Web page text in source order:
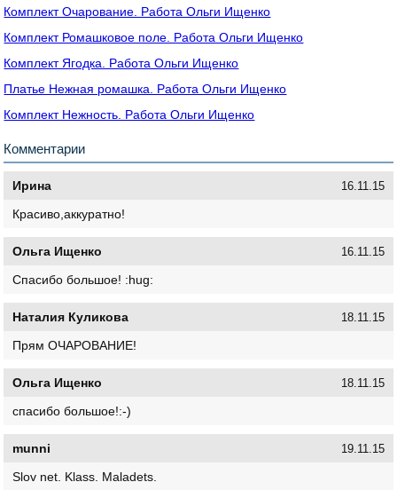
Комплект Очарование. Работа Ольги Ищенко
Комплект Ромашковое поле. Работа Ольги Ищенко
Комплект Ягодка. Работа Ольги Ищенко
Платье Нежная ромашка. Работа Ольги Ищенко
Комплект Нежность. Работа Ольги Ищенко
Комментарии
Ирина 16.11.15
Красиво,аккуратно!
Ольга Ищенко 16.11.15
Спасибо большое! :hug:
Наталия Куликова 18.11.15
Прям ОЧАРОВАНИЕ!
Ольга Ищенко 18.11.15
спасибо большое!:-)
munni 19.11.15
Slov net. Klass. Maladets.